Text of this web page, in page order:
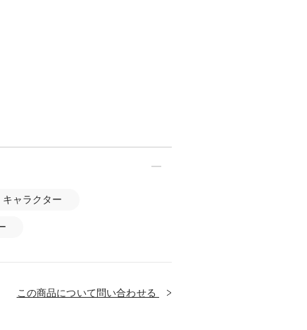
キャラクター
この商品について問い合わせる